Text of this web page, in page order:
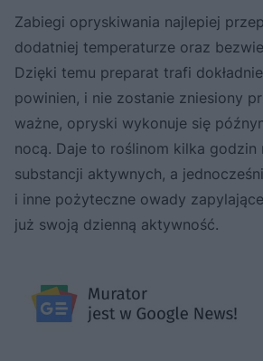
Zabiegi opryskiwania najlepiej
dodatniej temperaturze oraz
Dzięki temu preparat trafi
powinien, i nie zostanie zniesiony
ważne, opryski wykonuje się
nocą. Daje to roślinom kilka godzin
substancji aktywnych, a
i inne pożyteczne owady
już swoją dzienną aktywność.